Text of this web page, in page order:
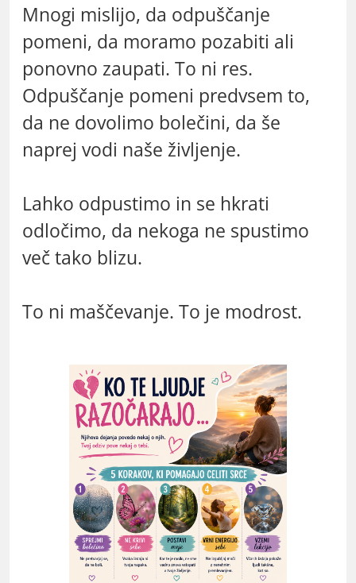
Mnogi mislijo, da odpuščanje
pomeni, da moramo pozabiti ali
ponovno zaupati. To ni res.
Odpuščanje pomeni predvsem to,
da ne dovolimo bolečini, da še
naprej vodi naše življenje.
Lahko odpustimo in se hkrati
odločimo, da nekoga ne spustimo
več tako blizu.
To ni maščevanje. To je modrost.